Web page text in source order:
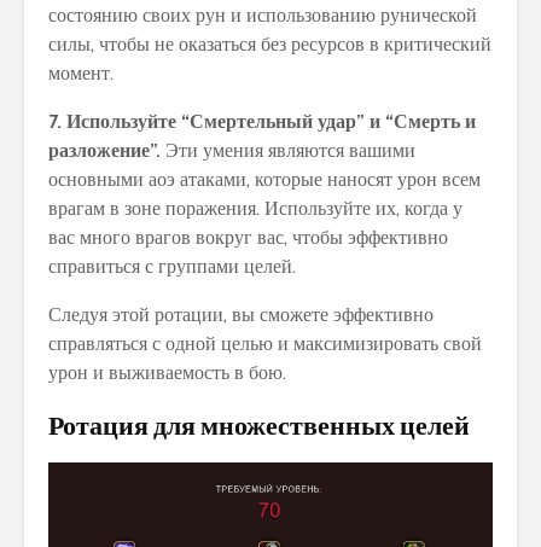
состоянию своих рун и использованию рунической
силы, чтобы не оказаться без ресурсов в критический
момент.
7. Используйте “Смертельный удар” и “Смерть и
разложение”. Эти умения являются вашими
основными аоэ атаками, которые наносят урон всем
врагам в зоне поражения. Используйте их, когда у
вас много врагов вокруг вас, чтобы эффективно
справиться с группами целей.
Следуя этой ротации, вы сможете эффективно
справляться с одной целью и максимизировать свой
урон и выживаемость в бою.
Ротация для множественных целей